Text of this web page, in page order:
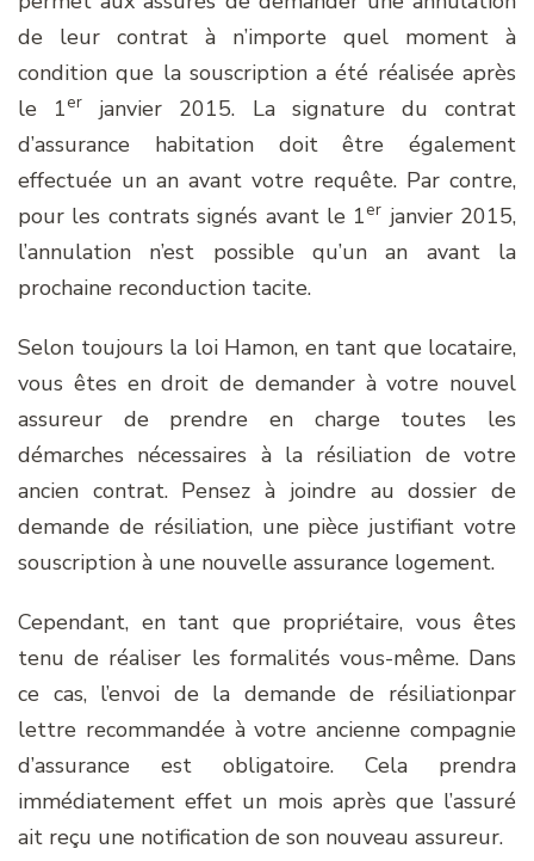
de leur contrat à n’importe quel moment à
condition que la souscription a été réalisée après
le 1er
janvier 2015. La signature du contrat
d’assurance habitation doit être également
effectuée un an avant votre requête. Par contre,
pour les contrats signés avant le 1er janvier 2015,
l’annulation n’est possible qu’un an avant la
prochaine reconduction tacite.
Selon toujours la loi Hamon, en tant que locataire,
vous êtes en droit de demander à votre nouvel
assureur de prendre en charge toutes les
démarches nécessaires à la résiliation de votre
ancien contrat. Pensez à joindre au dossier de
demande de résiliation, une pièce justifiant votre
souscription à une nouvelle assurance logement.
Cependant, en tant que propriétaire, vous êtes
tenu de réaliser les formalités vous-même. Dans
ce cas, l’envoi de la demande de résiliationpar
lettre recommandée à votre ancienne compagnie
d’assurance est obligatoire. Cela prendra
immédiatement effet un mois après que l’assuré
ait reçu une notification de son nouveau assureur.